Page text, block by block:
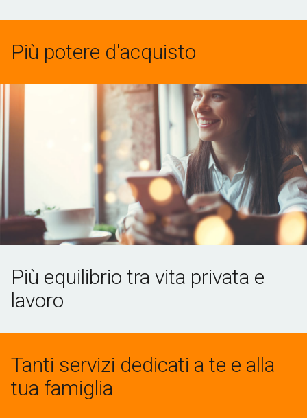
Più potere d'acquisto
Più equilibrio tra vita privata e
lavoro
Tanti servizi dedicati a te e alla
tua famiglia